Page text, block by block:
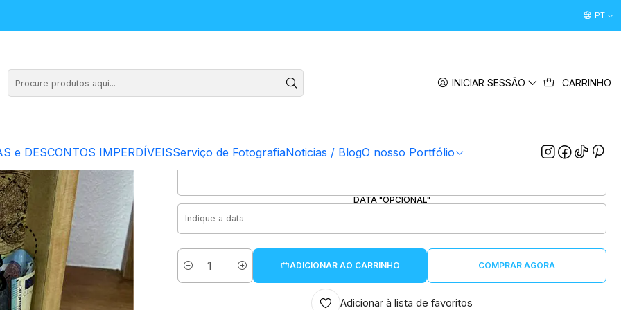
INICIAR SESSÃO CARRINHO
e DESCONTOS IMPERDÍVEISServiço de FotografiaNoticias / BlogO nosso Portfólio
Desconto Boas Vindas 5% " boasvindas26 " (PrimeiraPT
aventuras"
Mealheiro "Para as nossas aventuras"
FRASE "OPCIONAL"
DATA "OPCIONAL"
Quantidade
ADICIONAR AO CARRINHO COMPRAR AGORA
Adicionar à lista de favoritos